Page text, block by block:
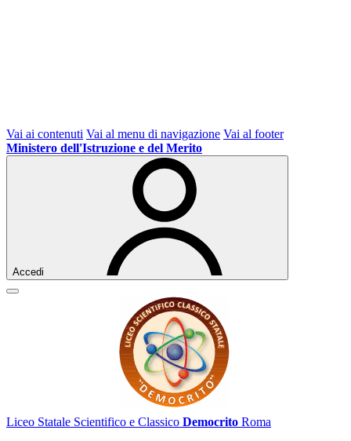
Vai ai contenuti Vai al menu di navigazione Vai al footer
Ministero dell'Istruzione e del Merito
Accedi
Liceo Statale Scientifico e Classico Democrito Roma